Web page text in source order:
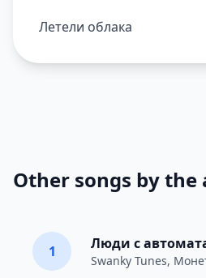
Летели облака
Other songs by the
1 Люди с
Swanky Tunes,